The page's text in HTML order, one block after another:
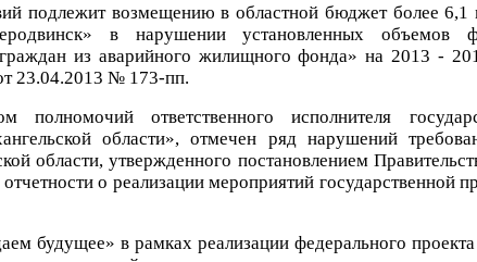
подлежит возмещению в областной бюджет более
в нарушении установленных объемов
из аварийного жилищного фонда» на 2013 -
23.04.2013 № 173-пп.
полномочий ответственного исполнителя
области», отмечен ряд нарушений
области, утвержденного постановлением
о реализации мероприятий государственной
будущее» в рамках реализации федерального